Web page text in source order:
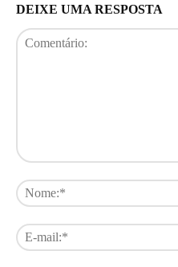
DEIXE UMA RESPOSTA